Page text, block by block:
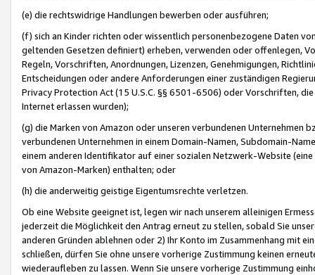
(e) die rechtswidrige Handlungen bewerben oder ausführen;
(f) sich an Kinder richten oder wissentlich personenbezogene Daten
geltenden Gesetzen definiert) erheben, verwenden oder offenlegen,
Regeln, Vorschriften, Anordnungen, Lizenzen, Genehmigungen,
Entscheidungen oder andere Anforderungen einer zuständigen
Privacy Protection Act (15 U.S.C. §§ 6501-6506) oder Vorschriften,
Internet erlassen wurden);
(g) die Marken von Amazon oder unseren verbundenen Unternehmen
verbundenen Unternehmen in einem Domain-Namen, Subdomain-
einem anderen Identifikator auf einer sozialen Netzwerk-Website
von Amazon-Marken) enthalten; oder
(h) die anderweitig geistige Eigentumsrechte verletzen.
Ob eine Website geeignet ist, legen wir nach unserem alleinigen
jederzeit die Möglichkeit den Antrag erneut zu stellen, sobald Sie
anderen Gründen ablehnen oder 2) Ihr Konto im Zusammenhang mit
schließen, dürfen Sie ohne unsere vorherige Zustimmung keinen
wiederaufleben zu lassen. Wenn Sie unsere vorherige Zustimmung